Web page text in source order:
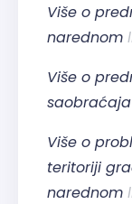
Više o
narednom
Više o
Više o
teritoriji
narednom